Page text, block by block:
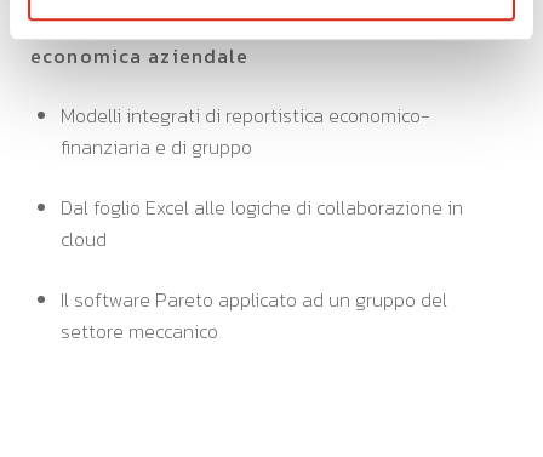
15.45 Strumenti evoluti per l’analisi
economica aziendale
Modelli integrati di reportistica economico-
finanziaria e di gruppo
Dal foglio Excel alle logiche di collaborazione in
cloud
Il software Pareto applicato ad un gruppo del
settore meccanico